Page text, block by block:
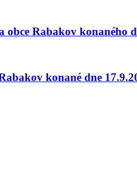
Rabakov konaného
konané dne